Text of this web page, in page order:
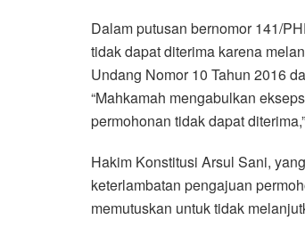
Dalam putusan bernomor 141/
tidak dapat diterima karena
Undang Nomor 10 Tahun 2016
“Mahkamah mengabulkan
permohonan tidak dapat
Hakim Konstitusi Arsul Sani,
keterlambatan pengajuan
memutuskan untuk tidak